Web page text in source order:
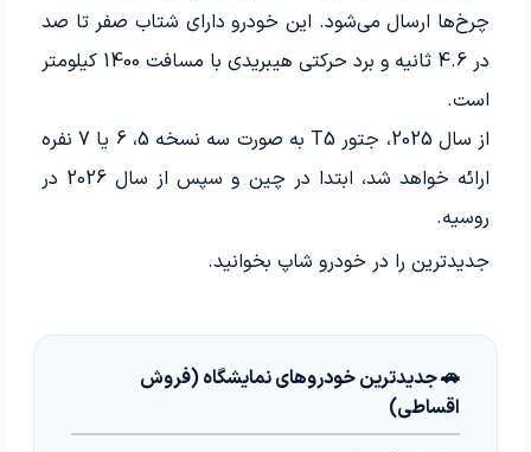
چرخ‌ها ارسال می‌شود. این خودرو دارای شتاب صفر تا صد
در 4.6 ثانیه و برد حرکتی هیبریدی با مسافت 1400 کیلومتر
است.
از سال 2025، جتور T5 به صورت سه نسخه 5، 6 یا 7 نفره
ارائه خواهد شد، ابتدا در چین و سپس از سال 2026 در
روسیه.
جدیدترین را در خودرو شاپ بخوانید.
🚗 جدیدترین خودروهای نمایشگاه (فروش
اقساطی)